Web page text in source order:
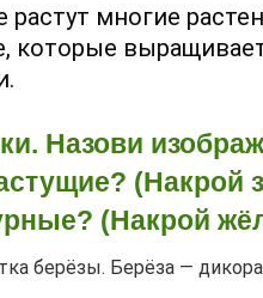
многие
которые
Назови
(Накрой
берёзы. Берёза —